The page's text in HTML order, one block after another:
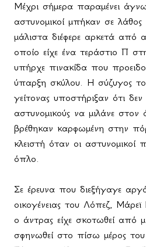
Μέχρι σήμερα παραμένει
αστυνομικοί μπήκαν σε
μάλιστα διέφερε αρκετά από
οποίο είχε ένα τεράστιο Π
υπήρχε πινακίδα που
ύπαρξη σκύλου. Η σύζυγος
γείτονας υποστήριξαν ότι
αστυνομικούς να μιλάνε
βρέθηκαν καρφωμένη στην
κλειστή όταν οι αστυνομικοί
όπλο.
Σε έρευνα που διεξήγαγε
οικογένειας του Λόπεζ, Μάρεϊ
ο άντρας είχε σκοτωθεί από
σφηνωθεί στο πίσω μέρος του